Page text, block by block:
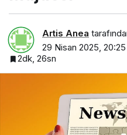
Artis Anea
29 Nisan 2025, 20:25
2dk, 26sn